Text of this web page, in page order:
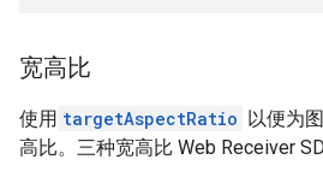
宽高比
使用 targetAspectRatio 以便为
高比。三种宽高比 Web Receiver